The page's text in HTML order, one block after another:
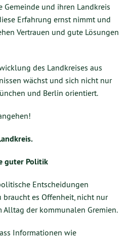
Gemeinde und ihren Landkreis
Erfahrung ernst nimmt und
Vertrauen und gute Lösungen
des Landkreises aus
wächst und sich nicht nur
und Berlin orientiert.
guter Politik
Entscheidungen
braucht es Offenheit, nicht nur
Alltag der kommunalen Gremien.
Informationen wie